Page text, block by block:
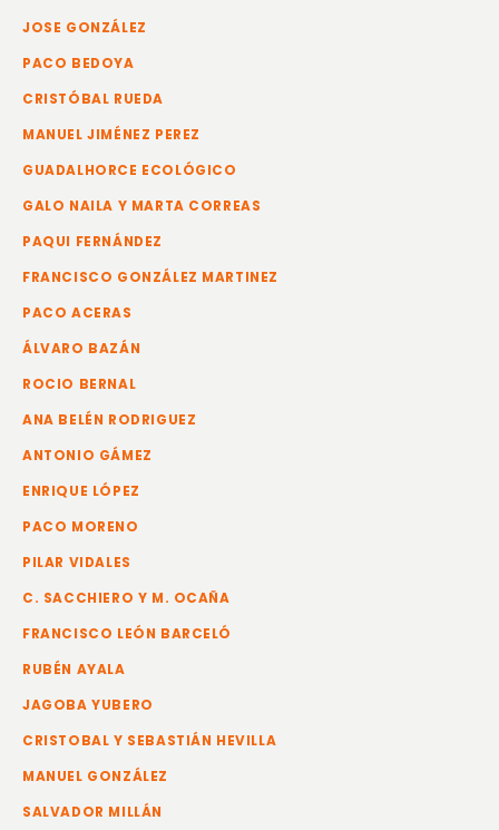
JOSE GONZÁLEZ
PACO BEDOYA
CRISTÓBAL RUEDA
MANUEL JIMÉNEZ PEREZ
GUADALHORCE ECOLÓGICO
GALO NAILA Y MARTA CORREAS
PAQUI FERNÁNDEZ
FRANCISCO GONZÁLEZ MARTINEZ
PACO ACERAS
ÁLVARO BAZÁN
ROCIO BERNAL
ANA BELÉN RODRIGUEZ
ANTONIO GÁMEZ
ENRIQUE LÓPEZ
PACO MORENO
PILAR VIDALES
C. SACCHIERO Y M. OCAÑA
FRANCISCO LEÓN BARCELÓ
RUBÉN AYALA
JAGOBA YUBERO
CRISTOBAL Y SEBASTIÁN HEVILLA
MANUEL GONZÁLEZ
SALVADOR MILLÁN